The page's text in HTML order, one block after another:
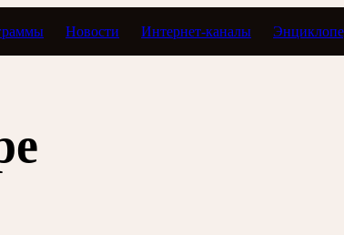
Новости Интернет-каналы